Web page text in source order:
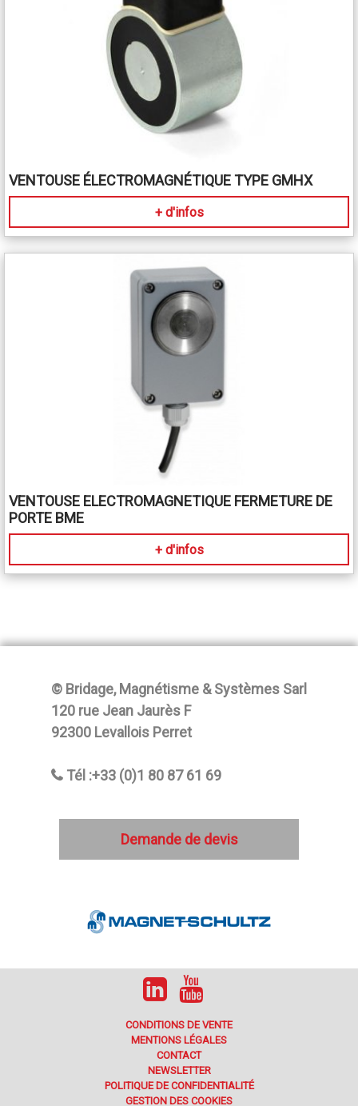
VENTOUSE ÉLECTROMAGNÉTIQUE TYPE GMHX
+ d'infos
VENTOUSE ELECTROMAGNETIQUE FERMETURE DE
PORTE BME
+ d'infos
© Bridage, Magnétisme & Systèmes Sarl
120 rue Jean Jaurès F
92300 Levallois Perret
Tél :+33 (0)1 80 87 61 69
Demande de devis
CONDITIONS DE VENTE
MENTIONS LÉGALES
CONTACT
NEWSLETTER
POLITIQUE DE CONFIDENTIALITÉ
GESTION DES COOKIES